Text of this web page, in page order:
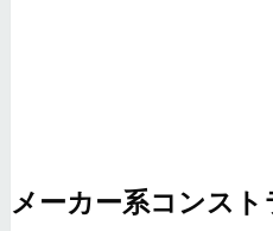
メーカー系コンスト